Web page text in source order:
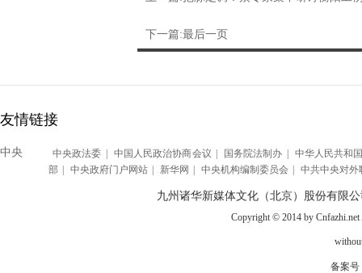
下一篇:最后一页
友情链接
中央 中央政法委 中国人民政治协商会议 国务院法制办
中华人民共和
部
中央政府门户网站 新华网 中央机构编制委员会 中共中央对外
九州诸华新媒体文化（北京）股份有限
Copyright © 2014 by
备案号